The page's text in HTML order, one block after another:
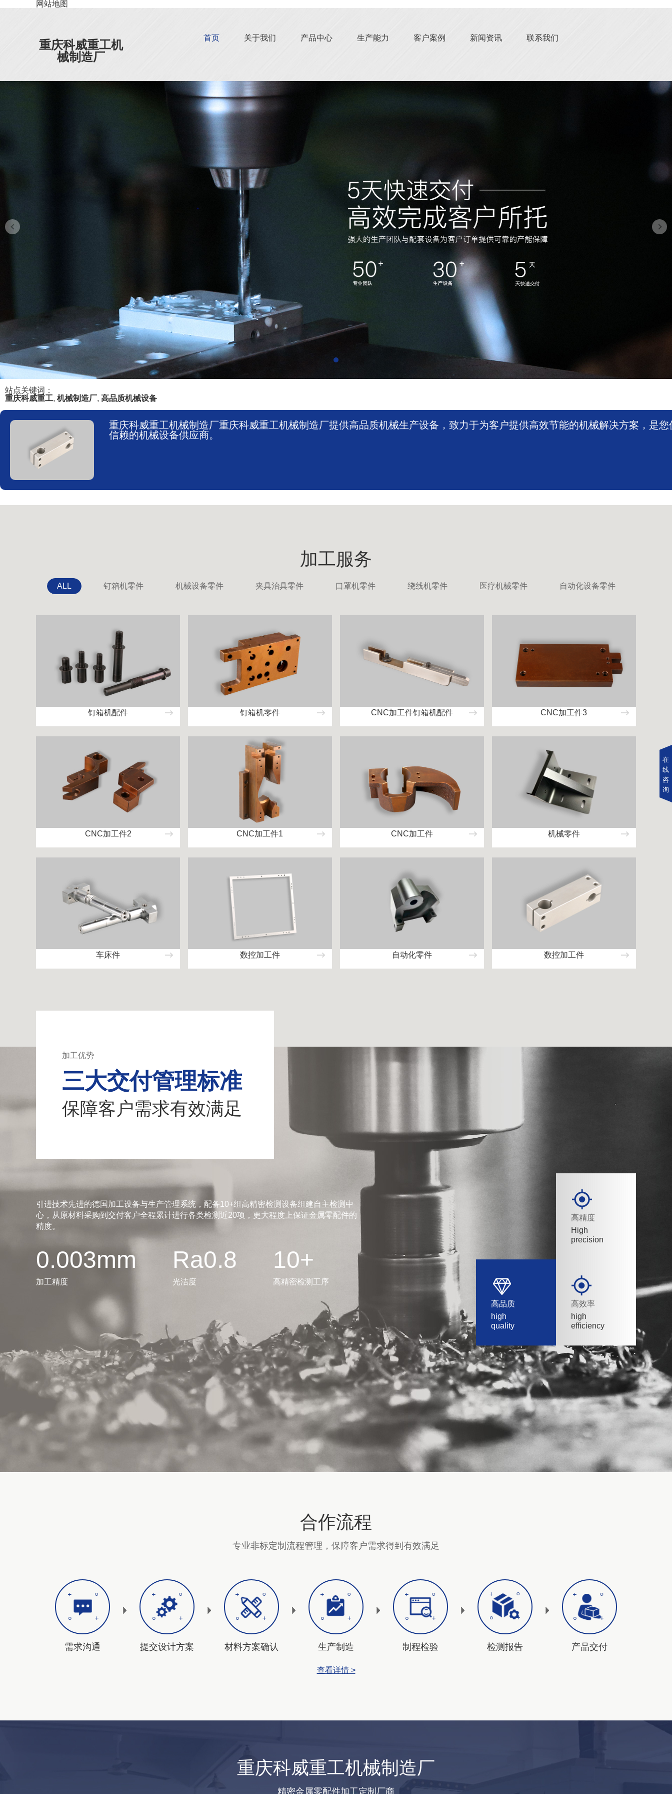
网站地图
重庆科威重工机
械制造厂
首页 关于我们 产品中心 生产能力 客户案例 新闻资讯 联系我们
站点关键词：
重庆科威重工, 机械制造厂, 高品质机械设备
重庆科威重工机械制造厂重庆科威重工机械制造厂提供高品质机械生产设备，致力于为客户提供高效节能的机械解决方案，是您
信赖的机械设备供应商。
加工服务
ALL 钉箱机零件 机械设备零件 夹具治具零件 口罩机零件 绕线机零件 医疗机械零件 自动化设备零件
钉箱机配件 钉箱机零件 CNC加工件钉箱机配件 CNC加工件3
CNC加工件2 CNC加工件1 CNC加工件 机械零件
车床件 数控加工件 自动化零件 数控加工件
加工优势
三大交付管理标准
保障客户需求有效满足
引进技术先进的德国加工设备与生产管理系统，配备10+组高精密检测设备组建自主检测中
心，从原材料采购到交付客户全程累计进行各类检测近20项，更大程度上保证金属零配件的
精度。
0.003mm
加工精度
Ra0.8
光洁度
10+
高精密检测工序
高精度
High
precision
高品质
high
quality
高效率
high
efficiency
合作流程
专业非标定制流程管理，保障客户需求得到有效满足
需求沟通 提交设计方案 材料方案确认 生产制造 制程检验 检测报告 产品交付
查看详情 >
重庆科威重工机械制造厂
精密金属零配件加工定制厂商
在
线
咨
询